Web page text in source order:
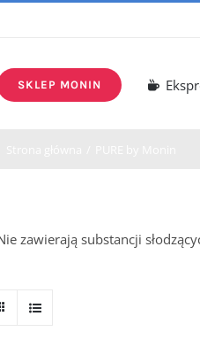
SKLEP MONIN
zawierają substancji